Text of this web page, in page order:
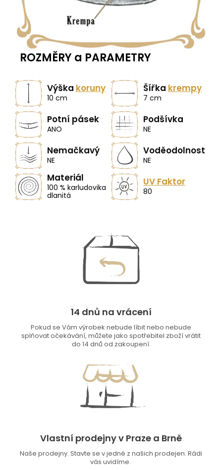
ROZMĚRY a PARAMETRY
Výška koruny
10 cm
Šířka krempy
7 cm
Potní pásek
ANO
Podšívka
NE
Nemačkavý
NE
Voděodolnost
NE
Materiál
100 % karludovika
dlanitá
UV Faktor
80
14 dnů na vrácení
Pokud se Vám výrobek nebude líbit nebo nebude
splňovat očekávání, můžete jako spotřebitel zboží vrátit
do 14 dnů od zakoupení.
Vlastní prodejny v Praze a Brně
Naše prodejny. Stavte se v jedné z našich prodejen. Rádi
vás uvidíme.